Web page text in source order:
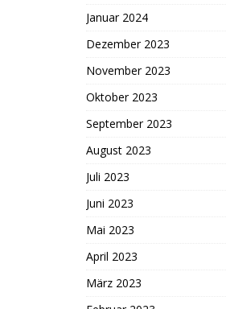
Januar 2024
Dezember 2023
November 2023
Oktober 2023
September 2023
August 2023
Juli 2023
Juni 2023
Mai 2023
April 2023
März 2023